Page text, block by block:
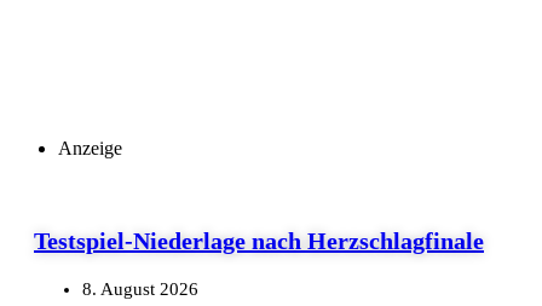
Anzeige
Testspiel-Niederlage nach Herzschlagfinale
8. August 2026